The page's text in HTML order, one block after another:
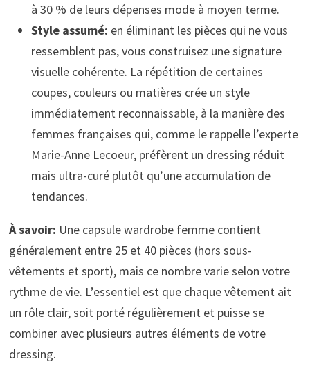
à 30 % de leurs dépenses mode à moyen terme.
Style assumé: en éliminant les pièces qui ne vous
ressemblent pas, vous construisez une signature
visuelle cohérente. La répétition de certaines
coupes, couleurs ou matières crée un style
immédiatement reconnaissable, à la manière des
femmes françaises qui, comme le rappelle l’experte
Marie-Anne Lecoeur, préfèrent un dressing réduit
mais ultra-curé plutôt qu’une accumulation de
tendances.
À savoir: Une capsule wardrobe femme contient
généralement entre 25 et 40 pièces (hors sous-
vêtements et sport), mais ce nombre varie selon votre
rythme de vie. L’essentiel est que chaque vêtement ait
un rôle clair, soit porté régulièrement et puisse se
combiner avec plusieurs autres éléments de votre
dressing.